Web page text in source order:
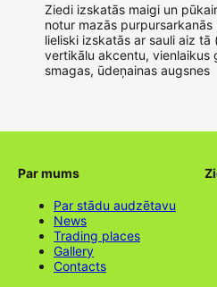
Ziedi izskatās maigi un
notur mazās
lieliski izskatās ar sauli aiz
vertikālu akcentu, vienlaikus
smagas, ūdeņainas augsnes
Par mums
Par stādu audzētavu
News
Trading places
Gallery
Contacts